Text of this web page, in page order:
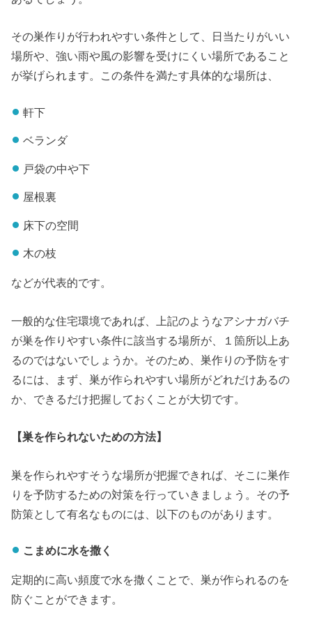
その巣作りが行われやすい条件として、日当たりがいい
場所や、強い雨や風の影響を受けにくい場所であること
が挙げられます。この条件を満たす具体的な場所は、
軒下
ベランダ
戸袋の中や下
屋根裏
床下の空間
木の枝
などが代表的です。
一般的な住宅環境であれば、上記のようなアシナガバチ
が巣を作りやすい条件に該当する場所が、１箇所以上あ
るのではないでしょうか。そのため、巣作りの予防をす
るには、まず、巣が作られやすい場所がどれだけあるの
か、できるだけ把握しておくことが大切です。
【巣を作られないための方法】
巣を作られやすそうな場所が把握できれば、そこに巣作
りを予防するための対策を行っていきましょう。その予
防策として有名なものには、以下のものがあります。
こまめに水を撒く
定期的に高い頻度で水を撒くことで、巣が作られるのを
防ぐことができます。